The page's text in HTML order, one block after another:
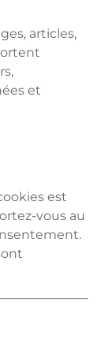
articles,
et
est
vous au